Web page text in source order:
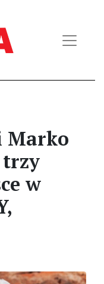
Marko
w